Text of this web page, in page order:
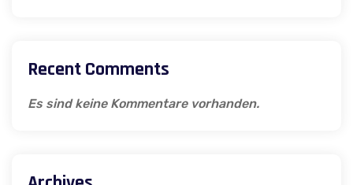
Recent Comments
Es sind keine Kommentare vorhanden.